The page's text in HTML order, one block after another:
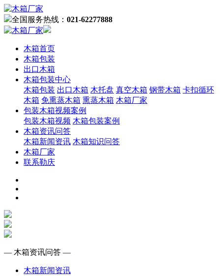
全国服务热线： 021-62277888
木箱首页
木箱包装
出口木箱
木箱包装中心
木箱包装 出口木箱 木托盘 真空木箱 钢带木箱 卡扣循环
木箱 免熏蒸木箱 熏蒸木箱 木箱厂家
包装木箱视频案例
包装木箱视频 木箱包装案例
木箱资讯问答
木箱新闻资讯 木箱知识问答
木箱厂家
联系勒庆
— 木箱资讯问答 —
木箱新闻资讯